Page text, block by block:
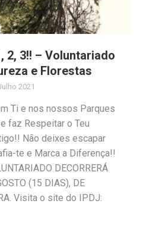
2, 3!! – Voluntariado
e Florestas
2021
Ti e nos nossos Parques
faz Respeitar o Teu
Não deixes escapar
te e Marca a Diferença!!
DECORRERÁ
(15 DIAS), DE
Visita o site do IPDJ: